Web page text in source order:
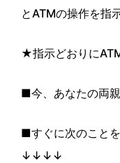
とATMの操作を指
★指示どおりに
■今、あなたの両
■すぐに次のことを
↓↓↓↓